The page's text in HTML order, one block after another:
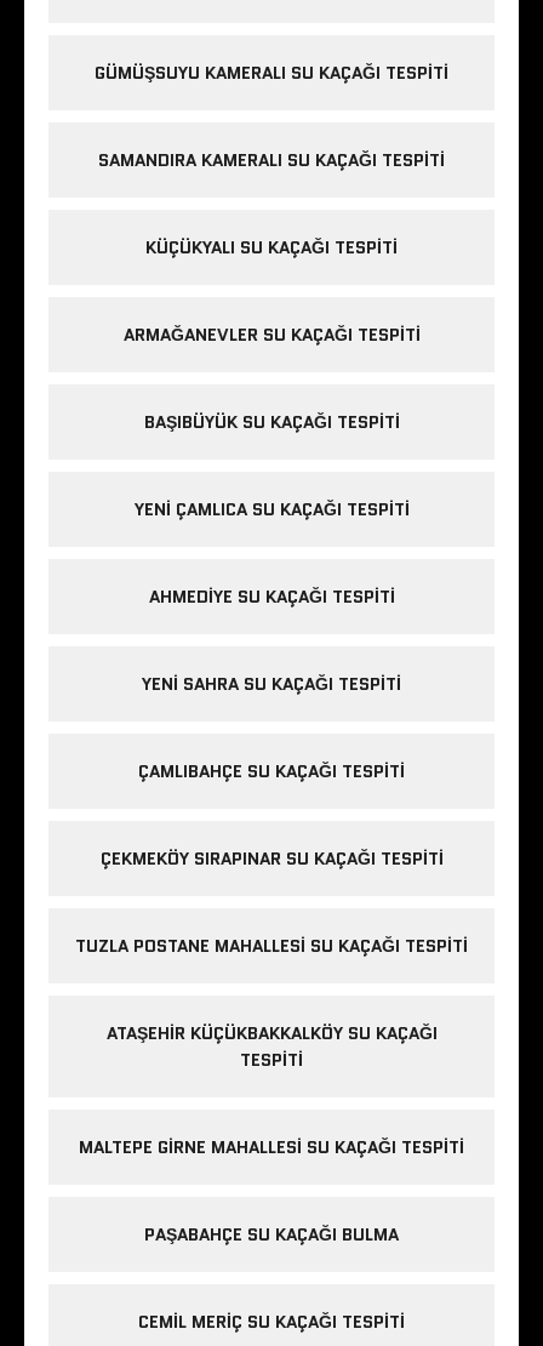
GÜMÜŞSUYU KAMERALI SU KAÇAĞI TESPITI
SAMANDIRA KAMERALI SU KAÇAĞI TESPITI
KÜÇÜKYALI SU KAÇAĞI TESPITI
ARMAĞANEVLER SU KAÇAĞI TESPITI
BAŞIBÜYÜK SU KAÇAĞI TESPITI
YENI ÇAMLICA SU KAÇAĞI TESPITI
AHMEDIYE SU KAÇAĞI TESPITI
YENI SAHRA SU KAÇAĞI TESPITI
ÇAMLIBAHÇE SU KAÇAĞI TESPITI
ÇEKMEKÖY SIRAPINAR SU KAÇAĞI TESPITI
TUZLA POSTANE MAHALLESI SU KAÇAĞI TESPITI
ATAŞEHIR KÜÇÜKBAKKALKÖY SU KAÇAĞI
TESPITI
MALTEPE GIRNE MAHALLESI SU KAÇAĞI TESPITI
PAŞABAHÇE SU KAÇAĞI BULMA
CEMIL MERIÇ SU KAÇAĞI TESPITI